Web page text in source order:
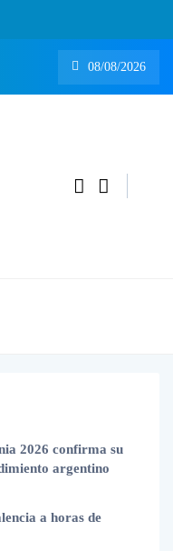
08/08/2026
2026 confirma su
argentino
a horas de